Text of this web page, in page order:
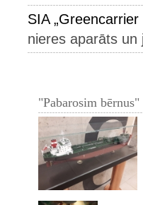
SIA
nieres aparāts un
"Pabarosim